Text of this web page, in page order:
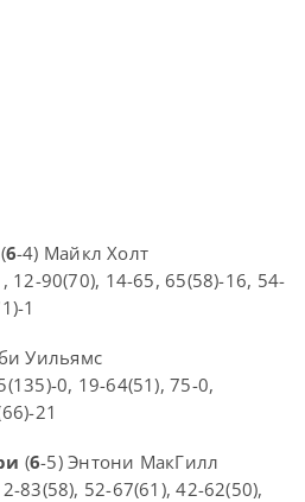
(6-4) Майкл Холт
12-90(70), 14-65, 65(58)-16, 54-
1
Уильямс
0, 19-64(51), 75-0,
21
(6-5) Энтони МакГилл
83(58), 52-67(61), 42-62(50),